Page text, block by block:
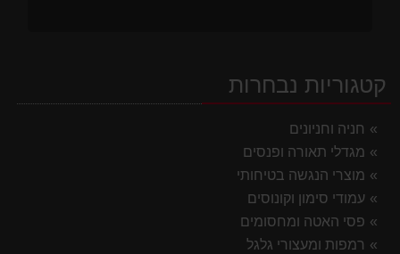
קטגוריות נבחרות
חניה וחניונים
מגדלי תאורה ופנסים
מוצרי הנגשה בטיחותי
עמודי סימון וקונוסים
פסי האטה ומחסומים
רמפות ומעצורי גלגל